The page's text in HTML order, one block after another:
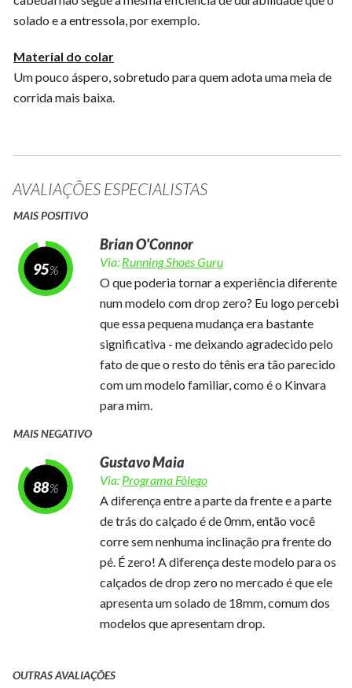
solado e a entressola, por exemplo.
Material do colar
Um pouco áspero, sobretudo para quem adota uma meia de
corrida mais baixa.
AVALIAÇÕES ESPECIALISTAS
MAIS POSITIVO
95
Brian O'Connor
Via: Running Shoes Guru
O que poderia tornar a experiência diferente
num modelo com drop zero? Eu logo percebi
que essa pequena mudança era bastante
significativa - me deixando agradecido pelo
fato de que o resto do tênis era tão parecido
com um modelo familiar, como é o Kinvara
para mim.
MAIS NEGATIVO
88
Gustavo Maia
Via: Programa Fôlego
A diferença entre a parte da frente e a parte
de trás do calçado é de 0mm, então você
corre sem nenhuma inclinação pra frente do
pé. É zero! A diferença deste modelo para os
calçados de drop zero no mercado é que ele
apresenta um solado de 18mm, comum dos
modelos que apresentam drop.
OUTRAS AVALIAÇÕES